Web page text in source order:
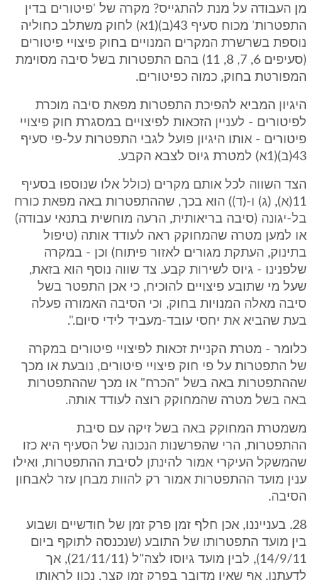
מן העבודה על מנת להתגייס? מקרה של 'פיטורים בדין
התפטרות' מכוח סעיף 43(ב)(1א) לחוק משתלב כחוליה
נוספת בשרשרת המקרים המנויים בחוק פיצויי פיטורים
(סעיפים 6, 7, 8, 11) בהם התפטרות בשל סיבה מסוימת
המפורטת בחוק, כמוה כפיטורים.
היגיון המביא להפיכת התפטרות מפאת סיבה מוכרת
לפיטורים - לעניין הזכאות לפיצויים במסגרת חוק פיצויי
פיטורים - אותו היגיון פועל לגבי התפטרות על-פי סעיף
43(ב)(1א) למטרת גיוס לצבא הקבע.
הצד השווה לכל אותם מקרים (כולל אלו שנוספו בסעיף
11(א), (ג) ו-(ד)) הוא בכך, שההתפטרות באה מפאת כורח
בל-יגונה (סיבה בריאותית, הרעה מוחשית בתנאי עבודה)
או למען מטרה שהמחוקק ראה לעודד אותה (טיפול
בתינוק, העתקת מגורים לאזור פיתוח) וכן - במקרה
שלפנינו - גיוס לשירות קבע. צד שווה נוסף הוא בזאת,
שעל מי שתובע פיצויים להוכיח, כי אכן התפטר בשל
סיבה מאלה המנויות בחוק, וכי הסיבה האמורה פעלה
בעת שהביא את יחסי עובד-מעביד לידי סיום.".
כלומר - מטרת הקניית זכאות לפיצויי פיטורים במקרה
של התפטרות על פי חוק פיצויי פיטורים, נובעת או מכך
שההתפטרות באה בשל "הכרח" או מכך שההתפטרות
באה בשל מטרה שהמחוקק רוצה לעודד אותה.
משמטרת המחוקק באה בשל זיקה עם סיבת
ההתפטרות, הרי שהפרשנות הנכונה של הסעיף היא כזו
שהמשקל העיקרי אמור להינתן לסיבת ההתפטרות, ואילו
ענין מועד ההתפטרות אמור רק להוות מבחן עזר לאבחון
הסיבה.
28. בענייננו, אכן חלף זמן פרק זמן של חודשיים ושבוע
בין מועד התפטרותו של התובע (שנכנסה לתוקף ביום
14/9/11), לבין מועד גיוסו לצה"ל (21/11/11), אך
לדעתנו, אף שאין מדובר בפרק זמן קצר, נכון לראותו